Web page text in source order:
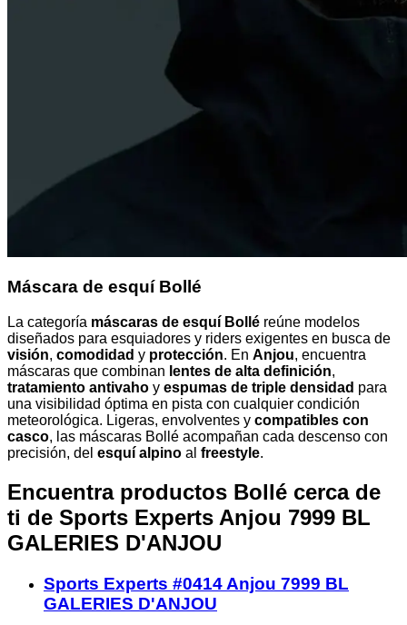
Máscara de esquí Bollé
La categoría máscaras de esquí Bollé reúne modelos
diseñados para esquiadores y riders exigentes en busca de
visión, comodidad y protección. En Anjou, encuentra
máscaras que combinan lentes de alta definición,
tratamiento antivaho y espumas de triple densidad para
una visibilidad óptima en pista con cualquier condición
meteorológica. Ligeras, envolventes y compatibles con
casco, las máscaras Bollé acompañan cada descenso con
precisión, del esquí alpino al freestyle.
Encuentra productos Bollé cerca de
ti de Sports Experts Anjou 7999 BL
GALERIES D'ANJOU
Sports Experts #0414 Anjou 7999 BL
GALERIES D'ANJOU